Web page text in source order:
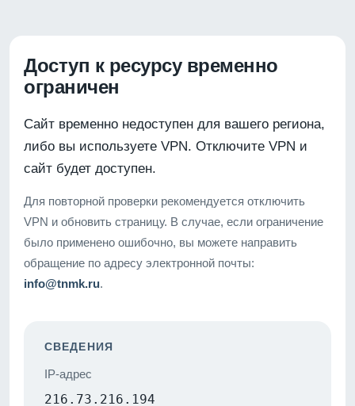
Доступ к ресурсу временно
ограничен
Сайт временно недоступен для вашего региона,
либо вы используете VPN. Отключите VPN и
сайт будет доступен.
Для повторной проверки рекомендуется отключить
VPN и обновить страницу. В случае, если ограничение
было применено ошибочно, вы можете направить
обращение по адресу электронной почты:
info@tnmk.ru.
СВЕДЕНИЯ
IP-адрес
216.73.216.194